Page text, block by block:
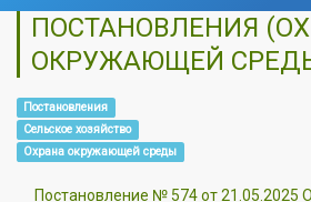
ПОСТАНОВЛЕНИЯ
ОКРУЖАЮЩЕЙ
Постановления
Сельское хозяйство
Охрана окружающей среды
Постановление № 574 от 21.05.2025